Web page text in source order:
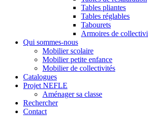
Tables pliantes
Tables réglables
Tabourets
Armoires de
Qui sommes-nous
Mobilier scolaire
Mobilier petite enfance
Mobilier de collectivités
Catalogues
Projet NEFLE
Aménager sa classe
Rechercher
Contact